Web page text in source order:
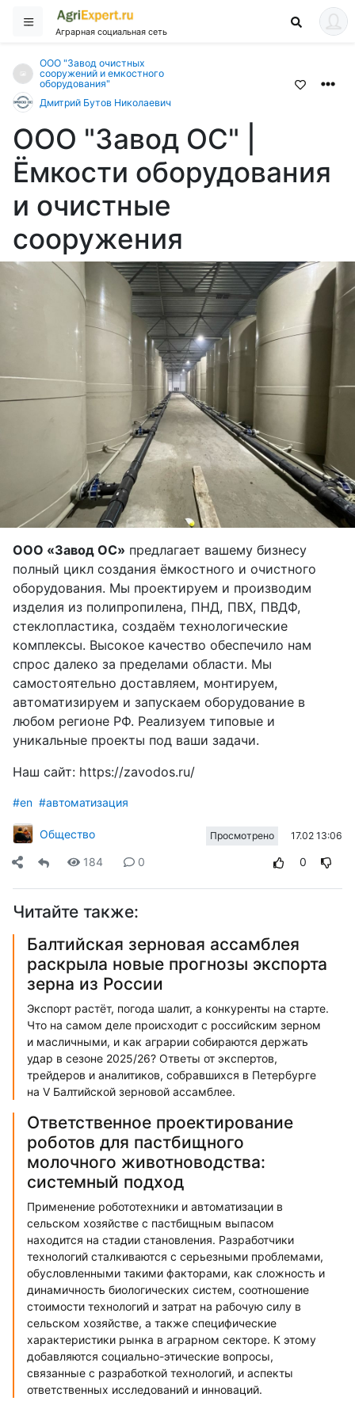
Аграрная социальная сеть
ООО "Завод очистных
сооружений и емкостного
оборудования"
Дмитрий Бутов Николаевич
ООО "Завод ОС" |
Ёмкости оборудования
и очистные
сооружения
ООО «Завод ОС» предлагает вашему бизнесу
полный цикл создания ёмкостного и очистного
оборудования. Мы проектируем и производим
изделия из полипропилена, ПНД, ПВХ, ПВДФ,
стеклопластика, создаём технологические
комплексы. Высокое качество обеспечило нам
спрос далеко за пределами области. Мы
самостоятельно доставляем, монтируем,
автоматизируем и запускаем оборудование в
любом регионе РФ. Реализуем типовые и
уникальные проекты под ваши задачи.
Наш сайт: https://zavodos.ru/
#en #автоматизация
Общество Просмотрено 17.02 13:06
184 0 0
Читайте также:
Балтийская зерновая ассамблея
раскрыла новые прогнозы экспорта
зерна из России
Экспорт растёт, погода шалит, а конкуренты на старте.
Что на самом деле происходит с российским зерном
и масличными, и как аграрии собираются держать
удар в сезоне 2025/26? Ответы от экспертов,
трейдеров и аналитиков, собравшихся в Петербурге
на V Балтийской зерновой ассамблее.
Ответственное проектирование
роботов для пастбищного
молочного животноводства:
системный подход
Применение робототехники и автоматизации в
сельском хозяйстве с пастбищным выпасом
находится на стадии становления. Разработчики
технологий сталкиваются с серьезными проблемами,
обусловленными такими факторами, как сложность и
динамичность биологических систем, соотношение
стоимости технологий и затрат на рабочую силу в
сельском хозяйстве, а также специфические
характеристики рынка в аграрном секторе. К этому
добавляются социально-этические вопросы,
связанные с разработкой технологий, и аспекты
ответственных исследований и инноваций.